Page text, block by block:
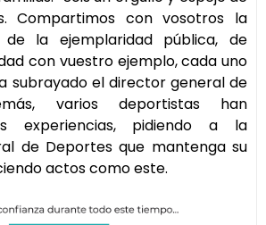
Compartimos con vosotros la
de la ejemplaridad pública, de
con vuestro ejemplo, cada uno
subrayado el director general de
varios deportistas han
experiencias, pidiendo a la
de Deportes que mantenga su
actos como este.